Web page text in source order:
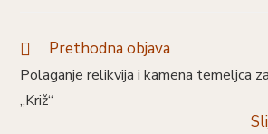
Prethodna objava
Polaganje relikvija i kamena temeljca
„Križ“